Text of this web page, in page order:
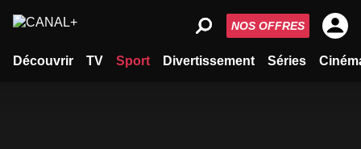
Découvrir TV Sport Divertissement Séries
NOS OFFRES